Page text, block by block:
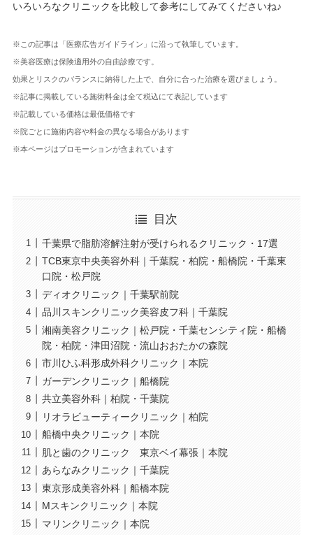
いろいろなクリニックを比較して参考にしてみてくださいね♪
※この記事は「医療広告ガイドライン」に沿って執筆しています。
※美容医療は保険適用外の自由診療です。
効果とリスクのバランスに納得した上で、自分に合った治療を選びましょう。
※記事に掲載している施術料金は全て税込にて表記しています
※記載している価格は最低価格です
※院ごとに施術内容や料金の異なる場合があります
※本ページはプロモーションが含まれています
目次
千葉県で脂肪溶解注射が受けられるクリニック・17選
TCB東京中央美容外科｜千葉院・柏院・船橋院・千葉東
口院・松戸院
ディオクリニック｜千葉駅前院
品川スキンクリニック美容皮フ科｜千葉院
湘南美容クリニック｜松戸院・千葉センシティ院・船橋
院・柏院・津田沼院・流山おおたかの森院
市川ひふ科形成外科クリニック｜本院
ガーデンクリニック｜船橋院
共立美容外科｜柏院・千葉院
リオラビューティークリニック｜柏院
船橋中央クリニック｜本院
肌と歯のクリニック 東京ベイ幕張｜本院
あらなみクリニック｜千葉院
東京形成美容外科｜船橋本院
Mスキンクリニック｜本院
マリンクリニック｜本院